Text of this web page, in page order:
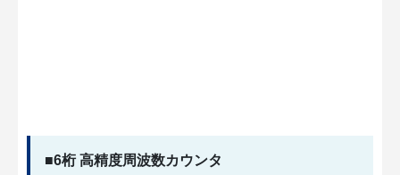
■6桁 高精度周波数カウンタ